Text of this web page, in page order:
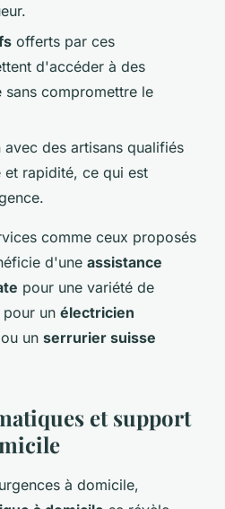
offerts par ces
d'accéder à des
sans compromettre le
avec des artisans qualifiés
rapidité, ce qui est
comme ceux proposés
d'une assistance
pour une variété de
un électricien
ou un serrurier suisse
et support
à domicile,